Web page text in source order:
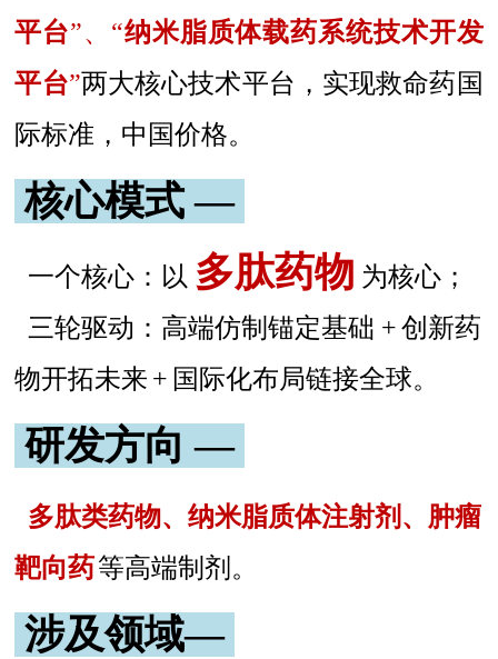
平台”、“纳米脂质体载药系统技术开发
平台”两大核心技术平台，实现救命药国
际标准，中国价格。
核心模式 —
一个核心：以 多肽药物 为核心；
三轮驱动：高端仿制锚定基础 + 创新药
物开拓未来 + 国际化布局链接全球。
研发方向 —
多肽类药物、纳米脂质体注射剂、 肿瘤
靶向药等高端制剂。
涉及领域—